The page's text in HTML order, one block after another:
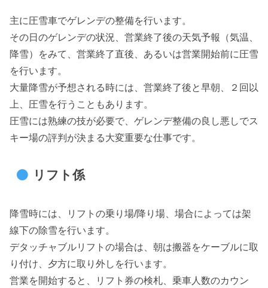
主に圧雪車でゲレンデの整備を行います。
その日のゲレンデの状況、営業終了後の天気予報（気温、
降雪）をみて、営業終了直後、あるいは営業開始前に圧雪
を行います。
大量降雪が予想される時には、営業終了後と早朝、２回以
上、圧雪を行うこともあります。
圧雪には熟練の技が必要で、ゲレンデ整備の良し悪しでス
キー場の評判が決まる大変重要な仕事です。
リフト係
降雪時には、リフトの乗り場/降り場、場合によっては架
線下の除雪を行います。
デタッチャブルリフトの場合は、朝は搬器をケーブルに取
り付け、夕方に取り外しを行います。
営業を開始すると、リフト券の検札、乗車人数のカウン